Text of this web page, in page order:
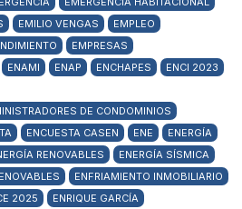
EMILIO VENGAS
EMPLEO
EMPRESAS
ENAMI ENAP ENCHAPES
ENCI 2023
DE CONDOMINIOS
ENCUESTA CASEN ENE
ENERGÍA
RENOVABLES
ENERGÍA SÍSMICA
ENFRIAMIENTO INMOBILIARIO
2025
ENRIQUE GARCÍA